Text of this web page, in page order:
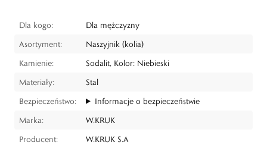
Dla kogo:
Dla mężczyzny
Asortyment:
Naszyjnik (kolia)
Kamienie:
Sodalit, Kolor: Niebieski
Materiały:
Stal
Bezpieczeństwo:
Informacje o bezpieczeństwie
Marka:
W.KRUK
Producent:
W.KRUK S.A